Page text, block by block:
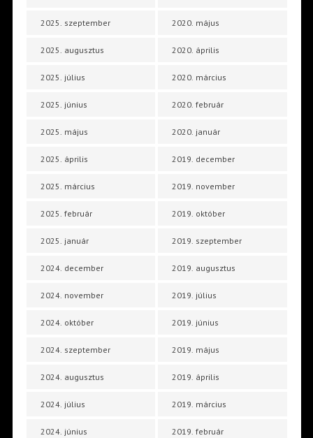
2025. szeptember
2025. augusztus
2025. július
2025. június
2025. május
2025. április
2025. március
2025. február
2025. január
2024. december
2024. november
2024. október
2024. szeptember
2024. augusztus
2024. július
2024. június
2020. május
2020. április
2020. március
2020. február
2020. január
2019. december
2019. november
2019. október
2019. szeptember
2019. augusztus
2019. július
2019. június
2019. május
2019. április
2019. március
2019. február